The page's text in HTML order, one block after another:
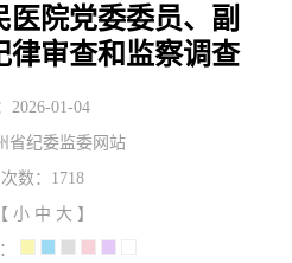
院党委委员、副
律审查和监察调查
2026-01-04
省纪委监委网站
数： 1718
小 中 大 】